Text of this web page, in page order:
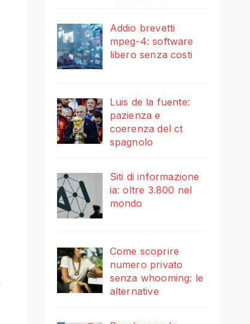
Addio brevetti
mpeg-4: software
libero senza costi
Luis de la fuente:
pazienza e
coerenza del ct
spagnolo
Siti di informazione
ia: oltre 3.800 nel
mondo
Come scoprire
numero privato
senza whooming: le
alternative